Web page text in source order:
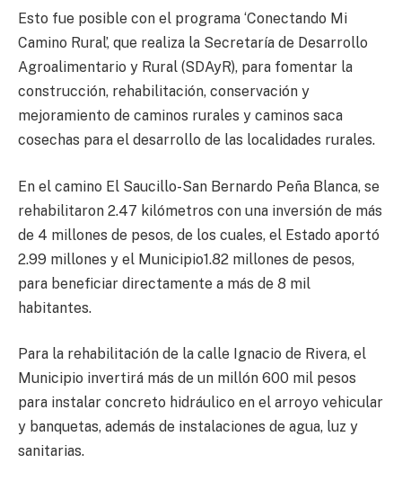
Esto fue posible con el programa ‘Conectando Mi
Camino Rural’, que realiza la Secretaría de Desarrollo
Agroalimentario y Rural (SDAyR), para fomentar la
construcción, rehabilitación, conservación y
mejoramiento de caminos rurales y caminos saca
cosechas para el desarrollo de las localidades rurales.
En el camino El Saucillo-San Bernardo Peña Blanca, se
rehabilitaron 2.47 kilómetros con una inversión de más
de 4 millones de pesos, de los cuales, el Estado aportó
2.99 millones y el Municipio1.82 millones de pesos,
para beneficiar directamente a más de 8 mil
habitantes.
Para la rehabilitación de la calle Ignacio de Rivera, el
Municipio invertirá más de un millón 600 mil pesos
para instalar concreto hidráulico en el arroyo vehicular
y banquetas, además de instalaciones de agua, luz y
sanitarias.